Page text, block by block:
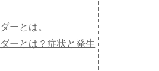
ーとは。
ーとは？症状と発生